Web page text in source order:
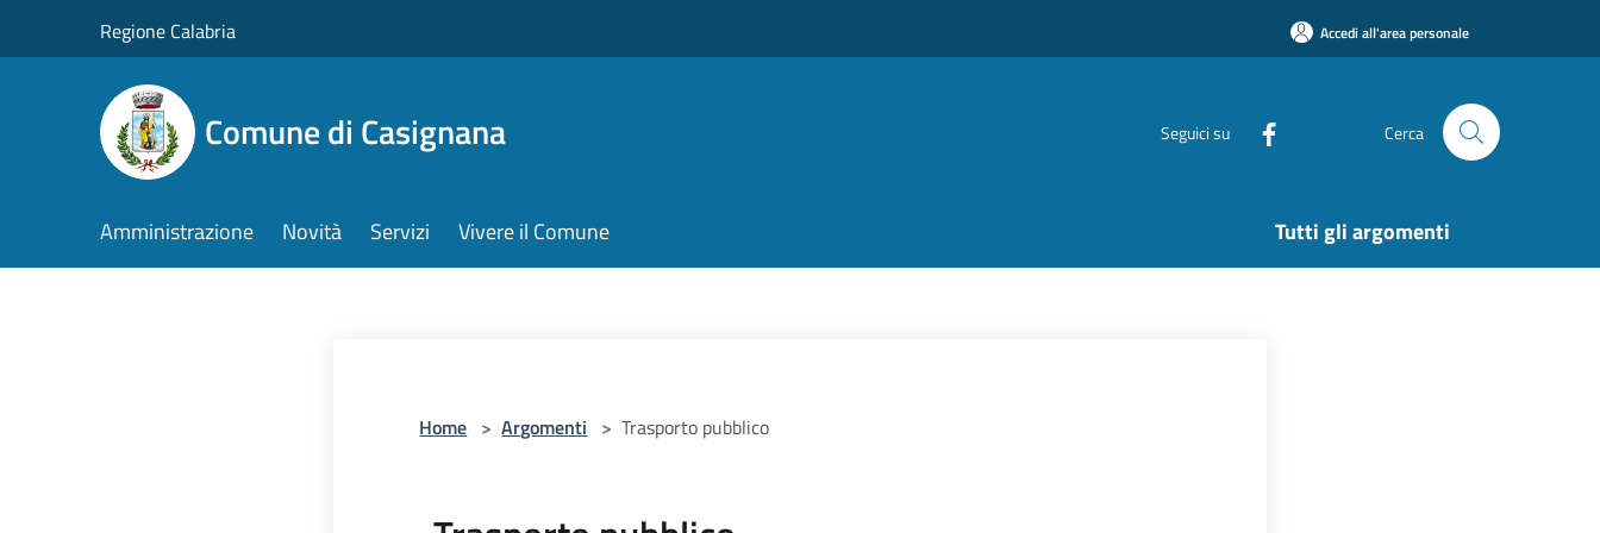
Regione Calabria Accedi all'area personale
Comune di Casignana Seguici su Cerca
Amministrazione Novità Servizi Vivere il Comune Tutti gli argomenti
Home > Argomenti > Trasporto pubblico